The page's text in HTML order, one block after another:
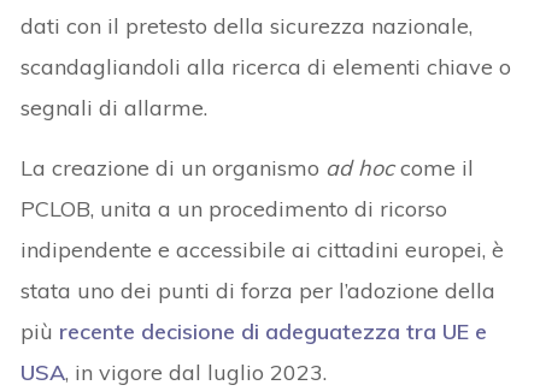
dati con il pretesto della sicurezza nazionale,
scandagliandoli alla ricerca di elementi chiave o
segnali di allarme.
La creazione di un organismo ad hoccome il
PCLOB, unita a un procedimento di ricorso
indipendente e accessibile ai cittadini europei, è
stata uno dei punti di forza per l’adozione della
più recente decisione di adeguatezza tra UE e
USA, in vigore dal luglio 2023.